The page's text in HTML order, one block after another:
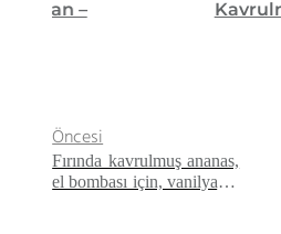
Kavrulmuş
Öncesi
Fırında kavrulmuş ananas,
el bombası için, vanilya ve